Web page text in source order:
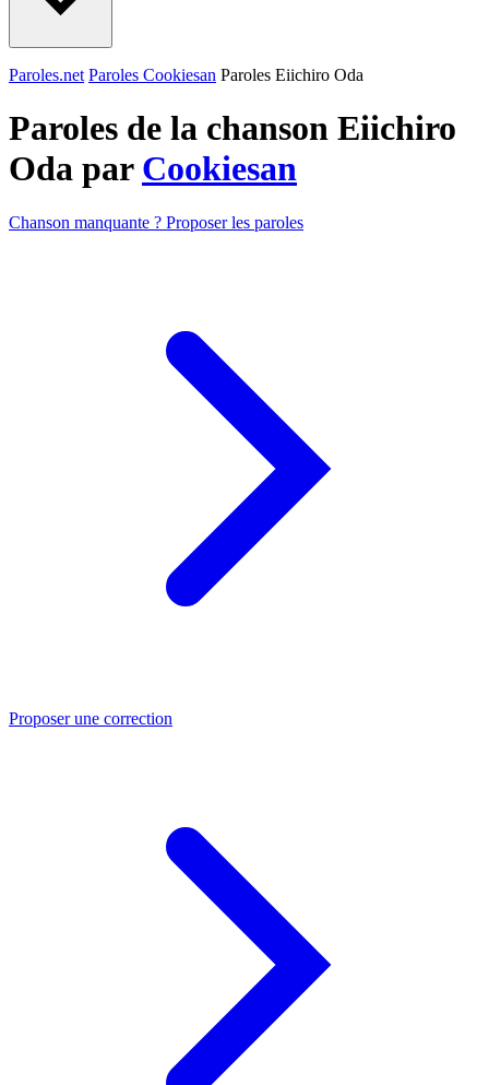
Paroles.net Paroles Cookiesan Paroles Eiichiro Oda
Paroles de la chanson Eiichiro
Oda par Cookiesan
Chanson manquante ? Proposer les paroles
Proposer une correction